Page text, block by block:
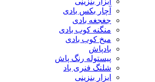
آچار بکس بادی
جغجغه بادی
منگنه کوب بادی
میخ کوب بادی
بادپاش
پیستوله رنگ پاش
شلنگ فنری باد
ابزار بنزینی